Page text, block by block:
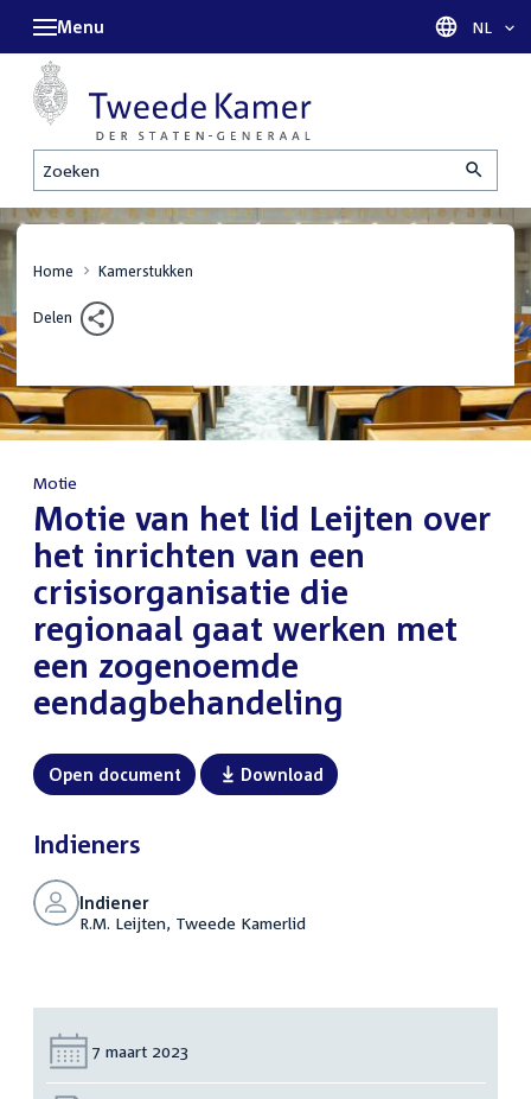
Zoeken
Menu Taal
NL
Home Kamerstukken
Delen
Motie
:Motie van het lid Leijten over
het inrichten van een
crisisorganisatie die
regionaal gaat werken met
een zogenoemde
eendagbehandeling
Open document Download
Indieners
Indiener
R.M. Leijten, Tweede Kamerlid
Datum:
7 maart 2023